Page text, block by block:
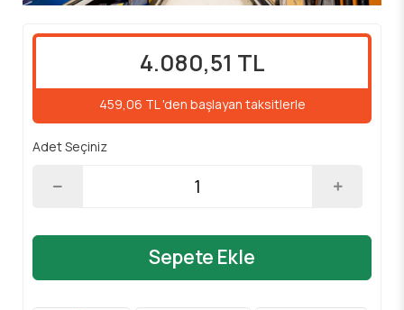
4.080,51 TL
459,06 TL 'den başlayan taksitlerle
Adet Seçiniz
Sepete Ekle